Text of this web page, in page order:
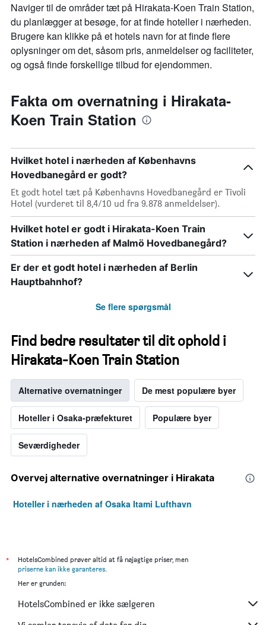
Naviger til de områder tæt på Hirakata-Koen Train Station,
du planlægger at besøge, for at finde hoteller i nærheden.
Brugere kan klikke på et hotels navn for at finde flere
oplysninger om det, såsom pris, anmeldelser og faciliteter,
og også finde forskellige tilbud for ejendommen.
Fakta om overnatning i Hirakata-
Koen Train Station
Hvilket hotel i nærheden af Københavns
Hovedbanegård er godt?
Et godt hotel tæt på Københavns Hovedbanegård er Tivoli
Hotel (vurderet til 8,4/10 ud fra 9.878 anmeldelser).
Hvilket hotel er godt i Hirakata-Koen Train
Station i nærheden af Malmö Hovedbanegård?
Er der et godt hotel i nærheden af Berlin
Hauptbahnhof?
Se flere spørgsmål
Find bedre resultater til dit ophold i
Hirakata-Koen Train Station
Alternative overnatninger De mest populære byer
Hoteller i Osaka-præfekturet Populære byer
Seværdigheder
Overvej alternative overnatninger i Hirakata
Hoteller i nærheden af Osaka Itami Lufthavn
*
HotelsCombined prøver altid at få nøjagtige priser, men
priserne kan ikke garanteres.
Her er grunden:
HotelsCombined er ikke sælgeren